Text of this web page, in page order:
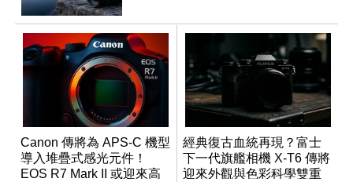
Canon 傳將為 APS-C 機型
導入堆疊式感光元件！
EOS R7 Mark II 或迎來高
經典復古血統再現？富士
下一代旗艦相機 X-T6 傳將
迎來外觀與色彩科學雙重